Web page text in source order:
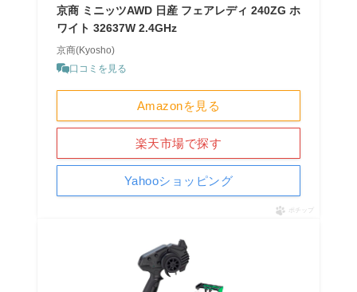
京商 ミニッツAWD 日産 フェアレディ 240ZG ホ
ワイト 32637W 2.4GHz
京商(Kyosho)
口コミを見る
Amazonを見る
楽天市場で探す
Yahooショッピング
ポチップ